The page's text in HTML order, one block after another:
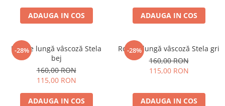
ADAUGA IN COS ADAUGA IN COS
-28%
Rochie lungă vâscoză Stela
bej
160,00 RON
115,00 RON
ADAUGA IN COS
-28%
Rochie lungă vâscoză Stela gri
160,00 RON
115,00 RON
ADAUGA IN COS